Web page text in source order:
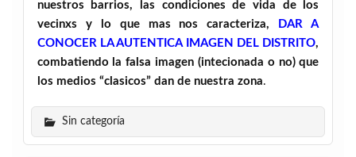
nuestros barrios, las condiciones de vida de los
vecinxs y lo que mas nos caracteriza,
DAR A
CONOCER LA AUTENTICA IMAGEN DEL DISTRITO,
combatiendo la falsa imagen (intecionada o no) que
los medios “clasicos” dan de nuestra zona.
Sin categoría